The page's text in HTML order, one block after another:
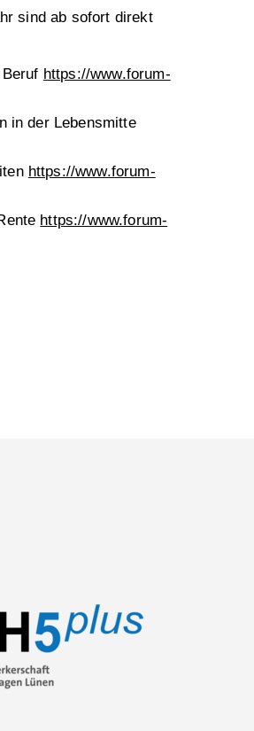
sind ab sofort direkt
https://www.forum-
in der Lebensmitte
https://www.forum-
https://www.forum-